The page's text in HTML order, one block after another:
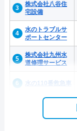
株式会社八谷住
宅設備
水のトラブルサ
ポートセンター
株式会社九州水
道修理サービス
水の110番救急車